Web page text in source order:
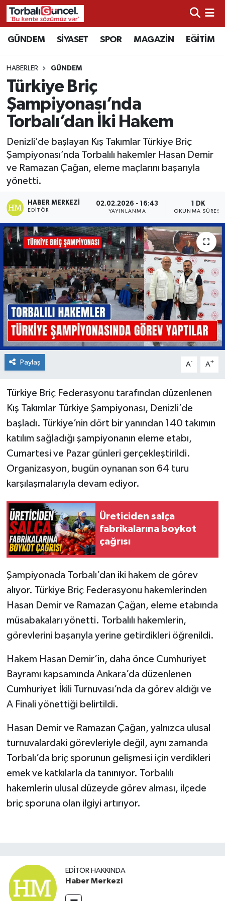
GÜNDEM SİYASET SPOR MAGAZİN EĞİTİM
HABERLER GÜNDEM
Türkiye Briç
Şampiyonası’nda
Torbalı’dan İki Hakem
Denizli’de başlayan Kış Takımlar Türkiye Briç
Şampiyonası’nda Torbalılı hakemler Hasan Demir
ve Ramazan Çağan, eleme maçlarını başarıyla
yönetti.
HABER MERKEZI
EDITÖR
02.02.2026 - 16:43
YAYINLANMA
1 DK
OKUNMA SÜRESI
Paylaş A- A+
Türkiye Briç Federasyonu tarafından düzenlenen
Kış Takımlar Türkiye Şampiyonası, Denizli’de
başladı. Türkiye’nin dört bir yanından 140 takımın
katılım sağladığı şampiyonanın eleme etabı,
Cumartesi ve Pazar günleri gerçekleştirildi.
Organizasyon, bugün oynanan son 64 turu
karşılaşmalarıyla devam ediyor.
Üreticiden salça
fabrikalarına boykot
çağrısı
Şampiyonada Torbalı’dan iki hakem de görev
alıyor. Türkiye Briç Federasyonu hakemlerinden
Hasan Demir ve Ramazan Çağan, eleme etabında
müsabakaları yönetti. Torbalılı hakemlerin,
görevlerini başarıyla yerine getirdikleri öğrenildi.
Hakem Hasan Demir’in, daha önce Cumhuriyet
Bayramı kapsamında Ankara’da düzenlenen
Cumhuriyet İkili Turnuvası’nda da görev aldığı ve
A Finali yönettiği belirtildi.
Hasan Demir ve Ramazan Çağan, yalnızca ulusal
turnuvalardaki görevleriyle değil, aynı zamanda
Torbalı’da briç sporunun gelişmesi için verdikleri
emek ve katkılarla da tanınıyor. Torbalılı
hakemlerin ulusal düzeyde görev alması, ilçede
briç sporuna olan ilgiyi artırıyor.
EDITÖR HAKKINDA
Haber Merkezi
İzmir Nöbetçi Eczaneler
İzmir Hava Durumu
İzmir Namaz Vakitleri
İzmir Trafik Yoğunluk Haritası
Süper Lig Puan Durumu ve Fikstür
Tüm Manşetler